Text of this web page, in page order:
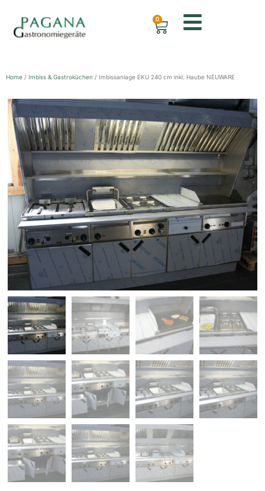
0
Home / Imbiss & Gastroküchen / Imbissanlage EKU 240 cm inkl. Haube NEUWARE